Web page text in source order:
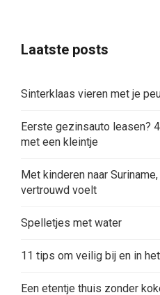
Laatste posts
Sinterklaas vieren met je
Eerste gezinsauto leasen?
met een kleintje
Met kinderen naar
vertrouwd voelt
Spelletjes met water
11 tips om veilig bij en in
Een etentje thuis zonder